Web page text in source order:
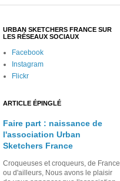
URBAN SKETCHERS FRANCE SUR
LES RÉSEAUX SOCIAUX
Facebook
Instagram
Flickr
ARTICLE ÉPINGLÉ
Faire part : naissance de
l'association Urban
Sketchers France
Croqueuses et croqueurs, de France
ou d'ailleurs, Nous avons le plaisir